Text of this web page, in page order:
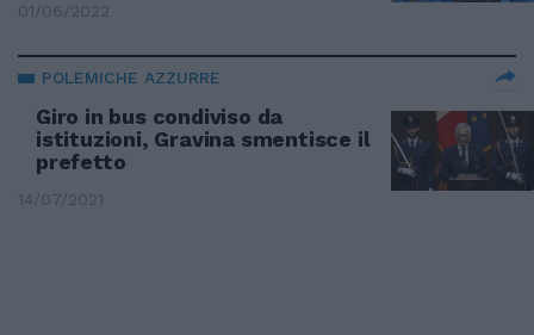
01/06/2022
POLEMICHE AZZURRE
Giro in bus condiviso da
istituzioni, Gravina smentisce il
prefetto
14/07/2021